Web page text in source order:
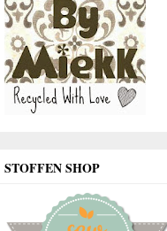
STOFFEN SHOP